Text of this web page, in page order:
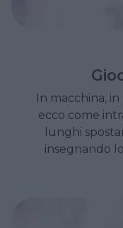
In macchina,
ecco come
lunghi
insegnando